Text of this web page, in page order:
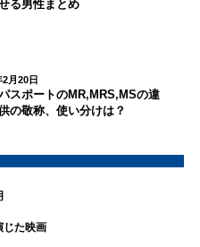
る男性まとめ
2月20日
スポートのMR,MRS,MSの違
の敬称、使い分けは？
じた映画